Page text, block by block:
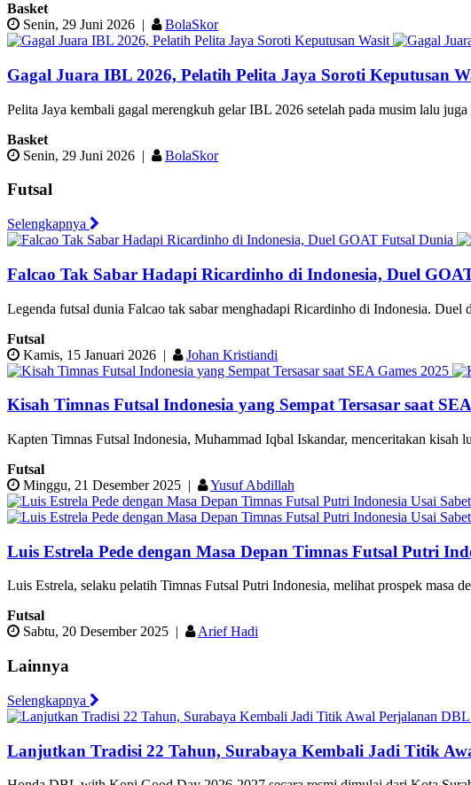
Basket
Senin, 29 Juni 2026 | BolaSkor
Gagal Juara IBL 2026, Pelatih Pelita Jaya Soroti Keputusan
Pelita Jaya kembali gagal merengkuh gelar IBL 2026 setelah pada musim lalu
Basket
Senin, 29 Juni 2026 | BolaSkor
Futsal
Selengkapnya
Falcao Tak Sabar Hadapi Ricardinho di Indonesia, Duel
Legenda futsal dunia Falcao tak sabar menghadapi Ricardinho di Indonesia.
Futsal
Kamis, 15 Januari 2026 | Johan Kristiandi
Kisah Timnas Futsal Indonesia yang Sempat Tersasar saat
Kapten Timnas Futsal Indonesia, Muhammad Iqbal Iskandar, menceritakan kisah
Futsal
Minggu, 21 Desember 2025 | Yusuf Abdillah
Luis Estrela Pede dengan Masa Depan Timnas Futsal Putri
Luis Estrela, selaku pelatih Timnas Futsal Putri Indonesia, melihat prospek masa
Futsal
Sabtu, 20 Desember 2025 | Arief Hadi
Lainnya
Selengkapnya
Lanjutkan Tradisi 22 Tahun, Surabaya Kembali Jadi Titik